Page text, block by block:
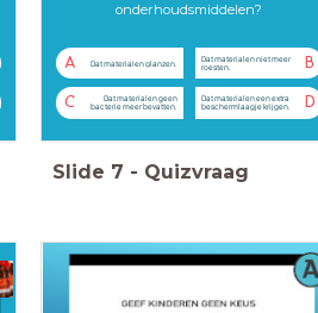
onderhoudsmiddelen?
A Dat materialen glanzen. B
Dat materialen niet meer
roesten.
C Dat materialen geen
bacterie meer bevatten. D
Dat materialen een extra
beschermlaagje krijgen.
Slide 7 - Quizvraag